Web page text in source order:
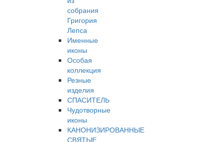
собрания
Григория
Лепса
Именные
иконы
Особая
коллекция
Резные
изделия
СПАСИТЕЛЬ
Чудотворные
иконы
КАНОНИЗИРОВАННЫЕ
СВЯТЫЕ